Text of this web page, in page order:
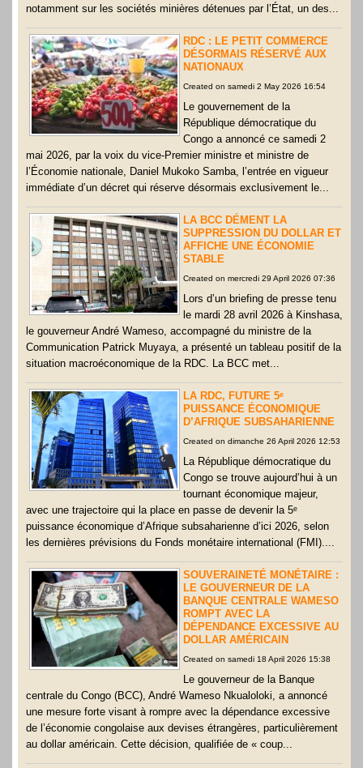
notamment sur les sociétés minières détenues par l’État, un des...
RDC : LE PETIT COMMERCE
DÉSORMAIS RÉSERVÉ AUX
NATIONAUX
Created on samedi 2 May 2026 16:54
Le gouvernement de la
République démocratique du
Congo a annoncé ce samedi 2
mai 2026, par la voix du vice-Premier ministre et ministre de
l’Économie nationale, Daniel Mukoko Samba, l’entrée en vigueur
immédiate d’un décret qui réserve désormais exclusivement le...
LA BCC DÉMENT LA
SUPPRESSION DU DOLLAR ET
AFFICHE UNE ÉCONOMIE
STABLE
Created on mercredi 29 April 2026 07:36
Lors d’un briefing de presse tenu
le mardi 28 avril 2026 à Kinshasa,
le gouverneur André Wameso, accompagné du ministre de la
Communication Patrick Muyaya, a présenté un tableau positif de la
situation macroéconomique de la RDC. La BCC met...
LA RDC, FUTURE 5ᵉ
PUISSANCE ÉCONOMIQUE
D’AFRIQUE SUBSAHARIENNE
Created on dimanche 26 April 2026 12:53
La République démocratique du
Congo se trouve aujourd’hui à un
tournant économique majeur,
avec une trajectoire qui la place en passe de devenir la 5ᵉ
puissance économique d’Afrique subsaharienne d’ici 2026, selon
les dernières prévisions du Fonds monétaire international (FMI)....
SOUVERAINETÉ MONÉTAIRE :
LE GOUVERNEUR DE LA
BANQUE CENTRALE WAMESO
ROMPT AVEC LA
DÉPENDANCE EXCESSIVE AU
DOLLAR AMÉRICAIN
Created on samedi 18 April 2026 15:38
Le gouverneur de la Banque
centrale du Congo (BCC), André Wameso Nkualoloki, a annoncé
une mesure forte visant à rompre avec la dépendance excessive
de l’économie congolaise aux devises étrangères, particulièrement
au dollar américain. Cette décision, qualifiée de « coup...